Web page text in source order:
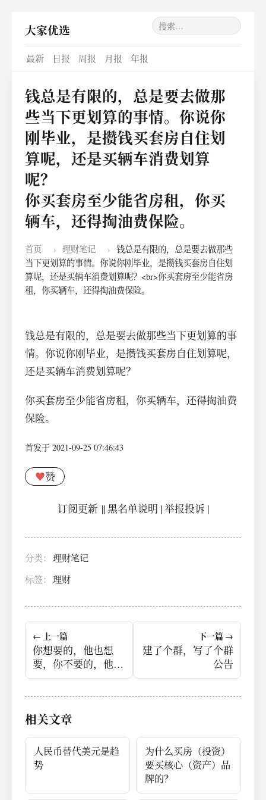
大家优选
最新 日报 周报 月报 年报
钱总是有限的，总是要去做那
些当下更划算的事情。你说你
刚毕业，是攒钱买套房自住划
算呢，还是买辆车消费划算
呢？
你买套房至少能省房租，你买
辆车，还得掏油费保险。
首页 › 理财笔记 ›
钱总是有限的，总是要去做那些
当下更划算的事情。你说你刚毕业，是攒钱买套房自住划
算呢，还是买辆车消费划算呢？<br>你买套房至少能省房
租，你买辆车，还得掏油费保险。
钱总是有限的，总是要去做那些当下更划算的事
情。你说你刚毕业，是攒钱买套房自住划算呢，
还是买辆车消费划算呢？
你买套房至少能省房租，你买辆车，还得掏油费
保险。
首发于 2021-09-25 07:46:43
♥赞
订阅更新||黑名单说明 |举报投诉 |
分类： 理财笔记
标签： 理财
← 上一篇
你想要的，他也想
要，你不要的，他也
不想要，这就是人
下一篇 →
建了个群，写了个群
公告
相关文章
人民币替代美元是趋
势
为什么买房（投资）
要买核心（资产）品
牌的？